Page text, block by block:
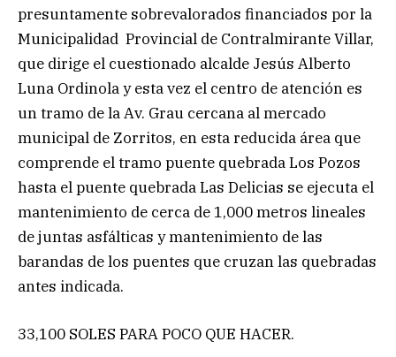
presuntamente sobrevalorados financiados por la
Municipalidad Provincial de Contralmirante Villar,
que dirige el cuestionado alcalde Jesús Alberto
Luna Ordinola y esta vez el centro de atención es
un tramo de la Av. Grau cercana al mercado
municipal de Zorritos, en esta reducida área que
comprende el tramo puente quebrada Los Pozos
hasta el puente quebrada Las Delicias se ejecuta el
mantenimiento de cerca de 1,000 metros lineales
de juntas asfálticas y mantenimiento de las
barandas de los puentes que cruzan las quebradas
antes indicada.
33,100 SOLES PARA POCO QUE HACER.